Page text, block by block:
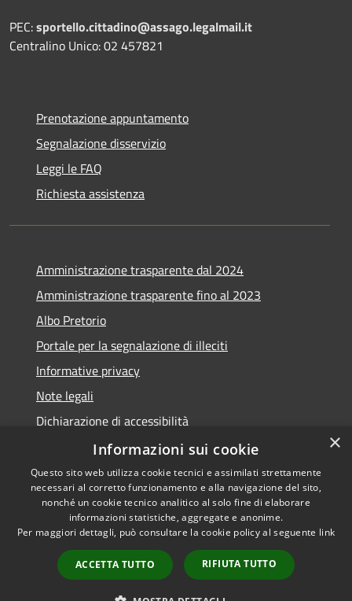
PEC:sportello.cittadino@assago.legalmail.it
Centralino Unico: 02 457821
Prenotazione appuntamento
Segnalazione disservizio
Leggi le FAQ
Richiesta assistenza
Amministrazione trasparente dal 2024
Amministrazione trasparente fino al 2023
Albo Pretorio
Portale per la segnalazione di illeciti
Informative privacy
Note legali
Dichiarazione di accessibilità
Segnalazioni di inaccessibilità
RSS
Accessibilità
Copyright © 2026 • Comune di
Municipium•
Accesso
redazione
×
Informazioni sui cookie
Questo sito web utilizza cookie tecnici e assimilati strettamente
necessari al corretto funzionamento e alla navigazione del sito,
nonché un cookie tecnico analitico al solo fine di elaborare
informazioni statistiche, aggregate e anonime.
Per maggiori dettagli, può consultare la cookie policy al seguente link
ACCETTA TUTTO RIFIUTA TUTTO